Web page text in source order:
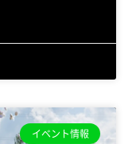
イベント情報